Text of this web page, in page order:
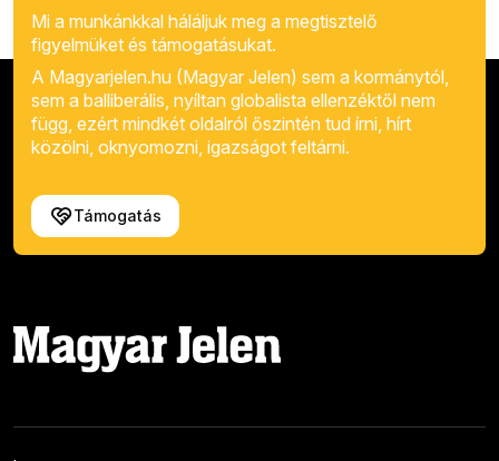
Mi a munkánkkal háláljuk meg a megtisztelő
figyelmüket és támogatásukat.
A Magyarjelen.hu (Magyar Jelen) sem a kormánytól,
sem a balliberális, nyíltan globalista ellenzéktől nem
függ, ezért mindkét oldalról őszintén tud írni, hírt
közölni, oknyomozni, igazságot feltárni.
Támogatás